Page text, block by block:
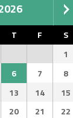
T F
S
1
6 7
8
13 14
15
20 21
22